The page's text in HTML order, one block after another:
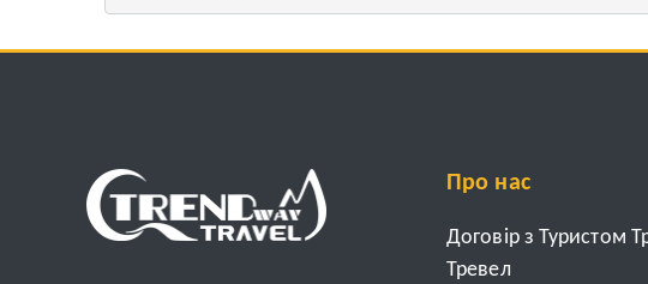
Про нас
Договір з Туристом
Тревел